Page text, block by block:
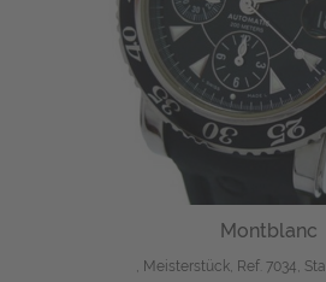
Montblanc
, Meisterstück, Ref. 7034,